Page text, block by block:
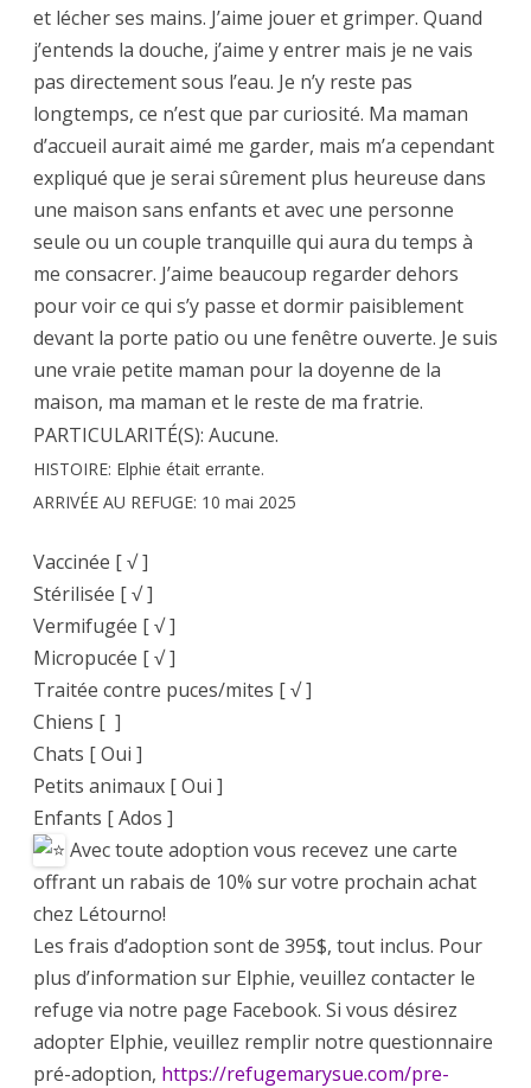
et lécher ses mains. J’aime jouer et grimper. Quand
j’entends la douche, j’aime y entrer mais je ne vais
pas directement sous l’eau. Je n’y reste pas
longtemps, ce n’est que par curiosité. Ma maman
d’accueil aurait aimé me garder, mais m’a cependant
expliqué que je serai sûrement plus heureuse dans
une maison sans enfants et avec une personne
seule ou un couple tranquille qui aura du temps à
me consacrer. J’aime beaucoup regarder dehors
pour voir ce qui s’y passe et dormir paisiblement
devant la porte patio ou une fenêtre ouverte. Je suis
une vraie petite maman pour la doyenne de la
maison, ma maman et le reste de ma fratrie.
PARTICULARITÉ(S): Aucune.
HISTOIRE: Elphie était errante.
ARRIVÉE AU REFUGE: 10 mai 2025
Vaccinée [ √ ]
Stérilisée [ √ ]
Vermifugée [ √ ]
Micropucée [ √ ]
Traitée contre puces/mites [ √ ]
Chiens [ ]
Chats [ Oui ]
Petits animaux [ Oui ]
Enfants [ Ados ]
Avec toute adoption vous recevez une carte
offrant un rabais de 10% sur votre prochain achat
chez Létourno!
Les frais d’adoption sont de 395$, tout inclus. Pour
plus d’information sur Elphie, veuillez contacter le
refuge via notre page Facebook. Si vous désirez
adopter Elphie, veuillez remplir notre questionnaire
pré-adoption, https://refugemarysue.com/pre-